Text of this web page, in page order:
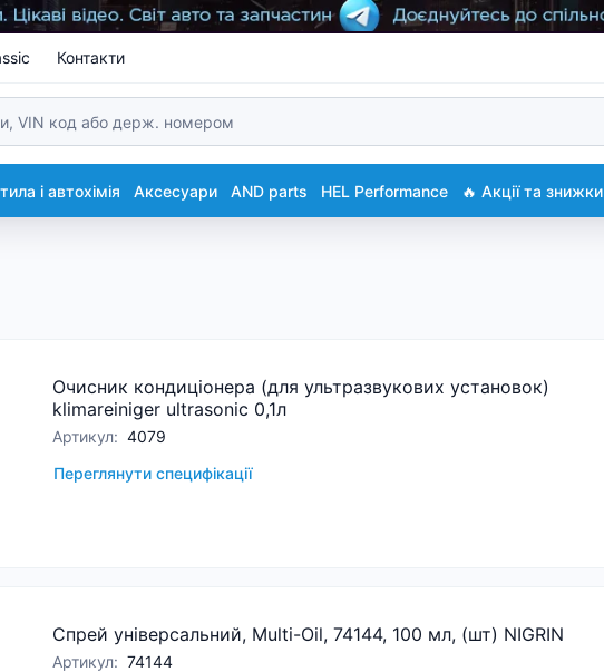
Контакти
і автохімія Аксесуари AND parts HEL Performance 🔥 Акції та знижки
Очисник кондиціонера (для ультразвукових установок)
klimareiniger ultrasonic 0,1л
Артикул: 4079
Переглянути специфікації
Спрей універсальний, Multi-Oil, 74144, 100 мл, (шт) NIGRIN
Артикул: 74144